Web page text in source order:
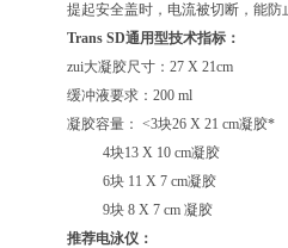
提起安全盖时，电流被切断，能防
Trans SD通用型技术指标：
zui大凝胶尺寸：27 X 21cm
缓冲液要求：200 ml
凝胶容量： <3块26 X 21 cm凝胶*
4块13 X 10 cm凝胶
6块 11 X 7 cm凝胶
9块 8 X 7 cm 凝胶
推荐电泳仪：